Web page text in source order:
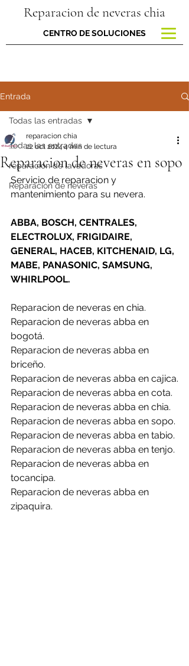
Reparacion de neveras chia
CENTRO DE SOLUCIONES
Entrada
Todas las entradas
reparacion de lavadoras
Reparación de neveras
Todas las entradas
Reparacion de neveras en sopo
reparacion chia
22 oct 20244 min de lectura
Servicio de reparacion y
mantenimiento para su nevera.
ABBA, BOSCH, CENTRALES,
ELECTROLUX, FRIGIDAIRE,
GENERAL, HACEB, KITCHENAID, LG,
MABE, PANASONIC, SAMSUNG,
WHIRLPOOL.
Reparacion de neveras en chia.
Reparacion de neveras abba en
bogotá.
Reparacion de neveras abba en
briceño.
Reparacion de neveras abba en cajica.
Reparacion de neveras abba en cota.
Reparacion de neveras abba en chia.
Reparacion de neveras abba en sopo.
Reparacion de neveras abba en tabio.
Reparacion de neveras abba en tenjo.
Reparacion de neveras abba en
tocancipa.
Reparacion de neveras abba en
zipaquira.